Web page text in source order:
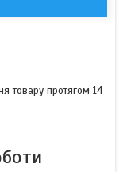
товару протягом 14